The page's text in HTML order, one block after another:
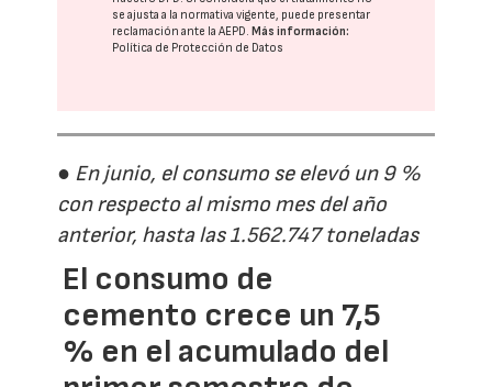
se ajusta a la normativa vigente, puede presentar
reclamación ante laAEPD .Más información:
Política de Protección de Datos
● En junio, el consumo se elevó un 9 %
con respecto al mismo mes del año
anterior, hasta las 1.562.747 toneladas
El consumo de
cemento crece un 7,5
% en el acumulado del